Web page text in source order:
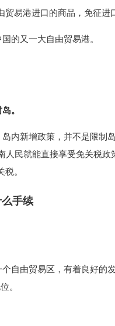
贸易港进口的商品，免征进
的又一大自由贸易港。
。
内新增政策，并不是限制
人民就能直接享受免关税
。
手续
自由贸易区，有着良好的
。